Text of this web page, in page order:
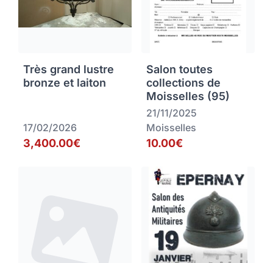
Très grand lustre
bronze et laiton
17/02/2026
3,400.00€
Salon toutes
collections de
Moisselles (95)
21/11/2025
Moisselles
10.00€